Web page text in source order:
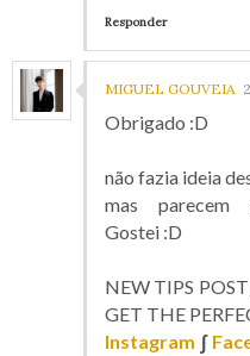
Responder
MIGUEL GOUVEIA
Obrigado :D
não fazia ideia
mas parecem
Gostei :D
NEW TIPS
GET THE
Instagram ∫